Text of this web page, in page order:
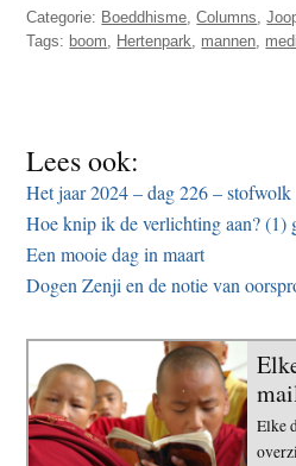
Categorie: Boeddhisme,Columns,
Tags: boom, Hertenpark, mannen,
Lees ook:
Het jaar 2024 – dag 226 – stofwolk
Hoe knip ik de verlichting aan? (1)
Een mooie dag in maart
Dogen Zenji en de notie van
Elke